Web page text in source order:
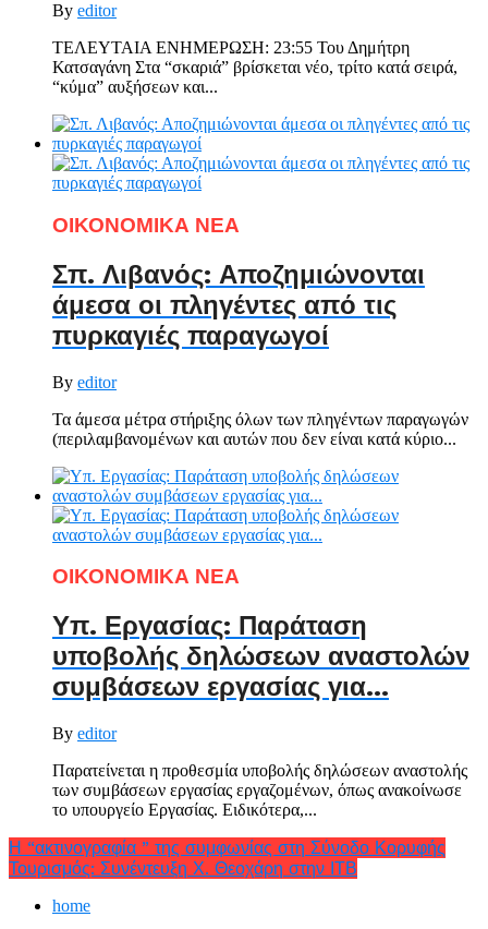
By editor
ΤΕΛΕΥΤΑΙΑ ΕΝΗΜΕΡΩΣΗ: 23:55 Του Δημήτρη
Κατσαγάνη Στα “σκαριά” βρίσκεται νέο, τρίτο κατά σειρά,
“κύμα” αυξήσεων και...
ΟΙΚΟΝΟΜΙΚΑ ΝΕΑ
Σπ. Λιβανός: Αποζημιώνονται
άμεσα οι πληγέντες από τις
πυρκαγιές παραγωγοί
By editor
Τα άμεσα μέτρα στήριξης όλων των πληγέντων παραγωγών
(περιλαμβανομένων και αυτών που δεν είναι κατά κύριο...
ΟΙΚΟΝΟΜΙΚΑ ΝΕΑ
Υπ. Εργασίας: Παράταση
υποβολής δηλώσεων αναστολών
συμβάσεων εργασίας για…
By editor
Παρατείνεται η προθεσμία υποβολής δηλώσεων αναστολής
των συμβάσεων εργασίας εργαζομένων, όπως ανακοίνωσε
το υπουργείο Εργασίας. Ειδικότερα,...
Η “ακτινογραφία ” της συμφωνίας στη Σύνοδο Κορυφής
Τουρισμός: Συνέντευξη Χ. Θεοχάρη στην ΙΤΒ
home